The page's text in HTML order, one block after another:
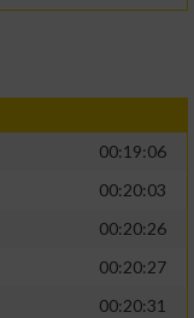
00:19:06
00:20:03
00:20:26
00:20:27
00:20:31